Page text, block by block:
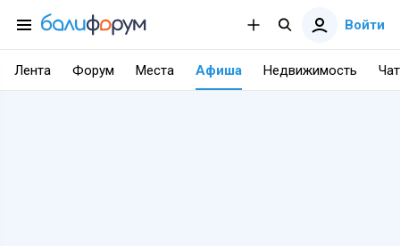
Войти
Лента Форум Места Афиша Недвижимость Чат